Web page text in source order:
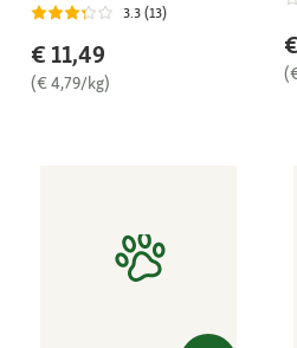
3.3 (13)
€ 11,49
(€ 4,79/kg)